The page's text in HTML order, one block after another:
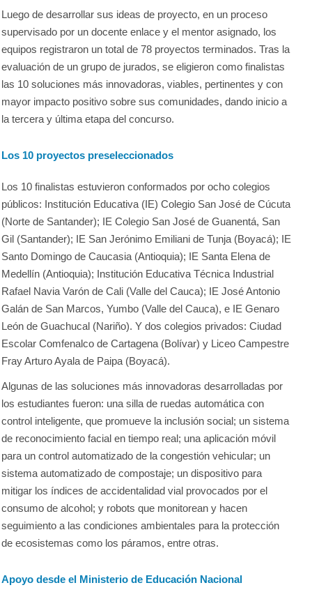
Luego de desarrollar sus ideas de proyecto, en un proceso
supervisado por un docente enlace y el mentor asignado, los
equipos registraron un total de 78 proyectos terminados. Tras la
evaluación de un grupo de jurados, se eligieron como finalistas
las 10 soluciones más innovadoras, viables, pertinentes y con
mayor impacto positivo sobre sus comunidades, dando inicio a
la tercera y última etapa del concurso.
Los 10 proyectos preseleccionados
Los 10 finalistas estuvieron conformados por ocho colegios
públicos: Institución Educativa (IE) Colegio San José de Cúcuta
(Norte de Santander); IE Colegio San José de Guanentá, San
Gil (Santander); IE San Jerónimo Emiliani de Tunja (Boyacá); IE
Santo Domingo de Caucasia (Antioquia); IE Santa Elena de
Medellín (Antioquia); Institución Educativa Técnica Industrial
Rafael Navia Varón de Cali (Valle del Cauca); IE José Antonio
Galán de San Marcos, Yumbo (Valle del Cauca), e IE Genaro
León de Guachucal (Nariño). Y dos colegios privados: Ciudad
Escolar Comfenalco de Cartagena (Bolívar) y Liceo Campestre
Fray Arturo Ayala de Paipa (Boyacá).
Algunas de las soluciones más innovadoras desarrolladas por
los estudiantes fueron: una silla de ruedas automática con
control inteligente, que promueve la inclusión social; un sistema
de reconocimiento facial en tiempo real; una aplicación móvil
para un control automatizado de la congestión vehicular; un
sistema automatizado de compostaje; un dispositivo para
mitigar los índices de accidentalidad vial provocados por el
consumo de alcohol; y robots que monitorean y hacen
seguimiento a las condiciones ambientales para la protección
de ecosistemas como los páramos, entre otras.
Apoyo desde el Ministerio de Educación Nacional